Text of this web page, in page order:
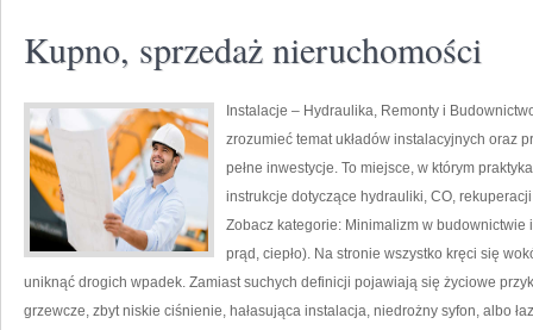
Kupno, sprzedaż nieruchomości
Instalacje – Hydraulika, Remonty i
zrozumieć temat układów instalacyjnych oraz
pełne inwestycje. To miejsce, w którym
instrukcje dotyczące hydrauliki, CO,
Zobacz kategorie: Minimalizm w
prąd, ciepło). Na stronie wszystko kręci się
uniknąć drogich wpadek. Zamiast suchych definicji pojawiają się życiowe
grzewcze, zbyt niskie ciśnienie, hałasująca instalacja, niedrożny syfon, albo